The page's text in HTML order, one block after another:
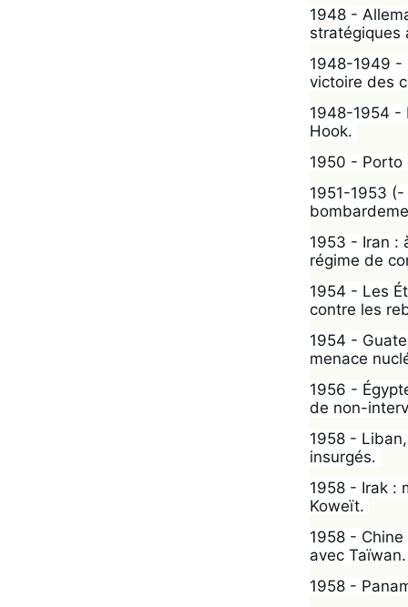
1948 -
stratégiques
1948-1949 -
victoire des
1948-1954 -
Hook.
1950 - Porto
1951-1953
1953 - Iran :
régime de
1954 - Les
contre les
1954 -
menace
1956 -
de non-
1958 -
insurgés.
1958 - Irak :
Koweït.
1958 -
avec
1958 -